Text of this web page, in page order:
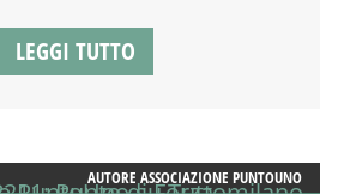
LEGGI TUTTO
AUTORE ASSOCIAZIONE PUNTOUNO